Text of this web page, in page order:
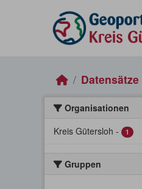
Datensätze
Organisationen
Kreis Gütersloh - 1
Gruppen